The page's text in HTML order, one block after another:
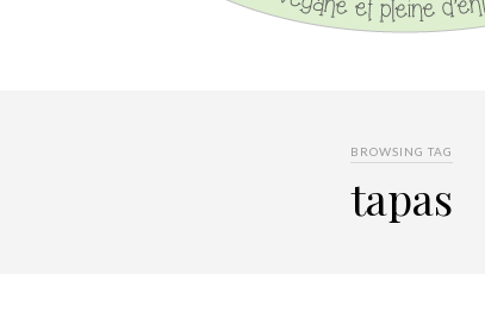
BROWSING TAG
tapas